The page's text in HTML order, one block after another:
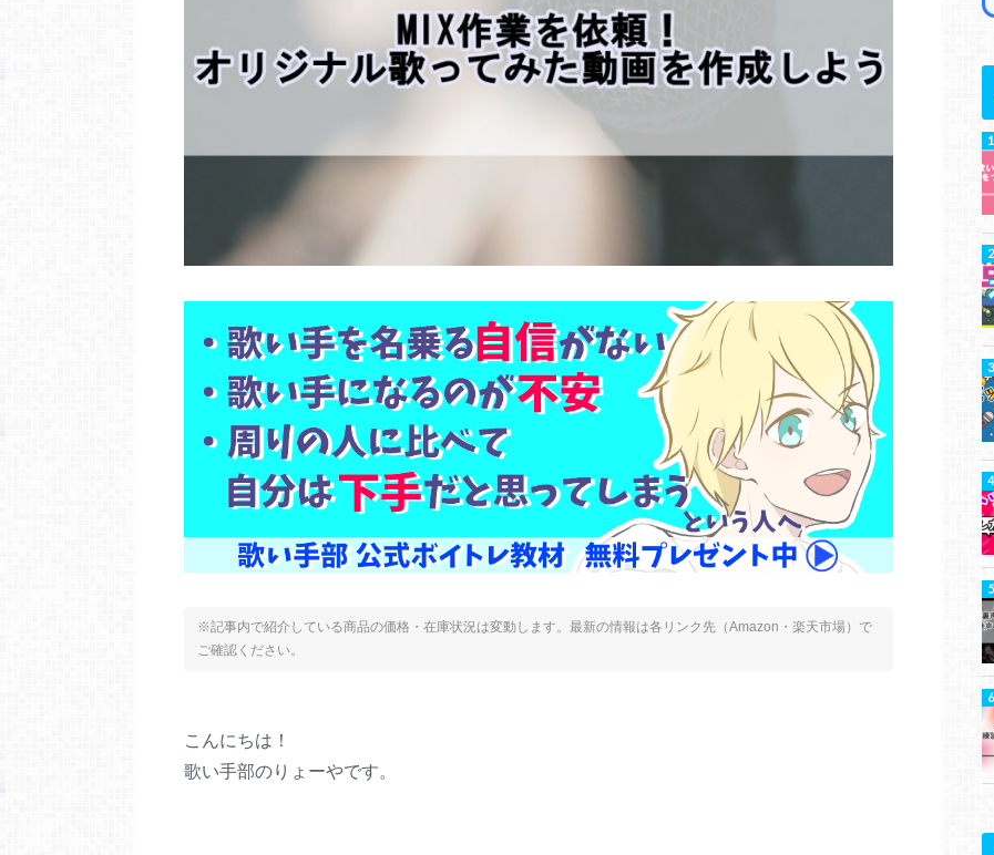
※記事内で紹介している商品の価格・在庫状況は変動します。最新の情報は各リンク先（Amazon・楽天市場）で
ご確認ください。
こんにちは！
歌い手部のりょーやです。